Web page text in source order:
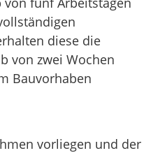
diese die
von zwei Wochen
Bauvorhaben
vorliegen und der